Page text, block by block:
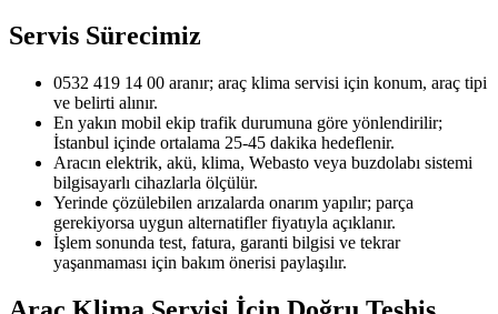
Servis Sürecimiz
0532 419 14 00 aranır; araç klima servisi için konum, araç tipi
ve belirti alınır.
En yakın mobil ekip trafik durumuna göre yönlendirilir;
İstanbul içinde ortalama 25-45 dakika hedeflenir.
Aracın elektrik, akü, klima, Webasto veya buzdolabı sistemi
bilgisayarlı cihazlarla ölçülür.
Yerinde çözülebilen arızalarda onarım yapılır; parça
gerekiyorsa uygun alternatifler fiyatıyla açıklanır.
İşlem sonunda test, fatura, garanti bilgisi ve tekrar
yaşanmaması için bakım önerisi paylaşılır.